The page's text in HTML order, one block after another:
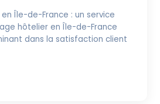
Île-de-France : un service
hôtelier en Île-de-France
dans la satisfaction client